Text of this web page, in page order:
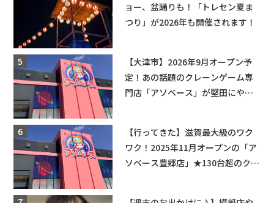
ョー、盆踊りも！「トレセン夏ま
つり」が2026年も開催されます！
【大津市】2026年9月オープン予
定！あの話題のクレーンゲーム専
門店「アソベース」が堅田にやっ
【行ってきた】滋賀最大級のワク
ワク！2025年11月オープンの「ア
ソベース豊郷店」★130台超のクレ